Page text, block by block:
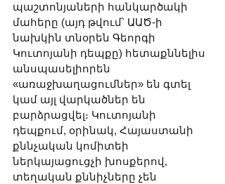
պաշտոնյաների հանկարծակի
մահերը (այդ թվում՝ ԱԱԾ-ի
նախկին տնօրեն Գեորգի
Կուտոյանի դեպքը) հետաքննելիս
անսպասելիորեն
«առաջխաղացումներ» են գտել
կամ այլ վարկածներ են
բարձրացվել։ Կուտոյանի
դեպքում, օրինակ, Հայաստանի
քննչական կոմիտեի
ներկայացուցչի խոսքերով,
տեղական քննիչները չեն